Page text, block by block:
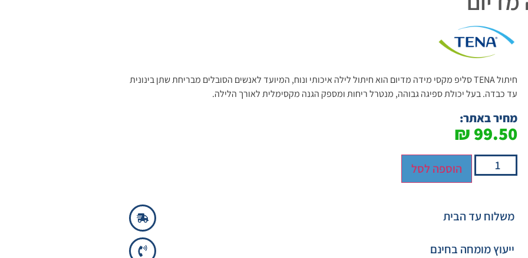
חיתול TENA סליפ מקסי מידה מדיום הוא חיתול לילה איכותי ונוח, המיועד לאנשים הסובלים מבריחת שתן בינונית
עד כבדה. בעל יכולת ספיגה גבוהה, מנטרל ריחות ומספק הגנה מקסימלית לאורך הלילה.
מחיר באתר:
99.50
₪
הוספה לסל
משלוח עד הבית
ייעוץ מומחה בחינם